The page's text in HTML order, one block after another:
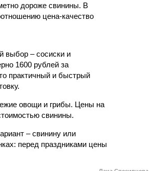
дороже свинины. В
цена-качество
выбор – сосиски и
1600 рублей за
практичный и быстрый
овощи и грибы. Цены на
свинины.
– свинину или
перед праздниками цены